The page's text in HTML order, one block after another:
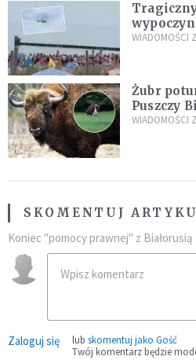
zarzuty
WIADOMOŚCI
Żubr
Puszczy
daje do
WIADOMOŚCI
SKOMENTUJ
Koniec "pomocy prawnej" z Białorusią
Zaloguj się lub skomentuj jako Gość
Twój komentarz będzie